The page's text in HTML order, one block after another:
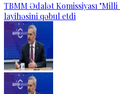
TBMM Ədalət Komissiyası
layihəsini qəbul etdi